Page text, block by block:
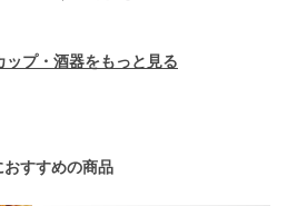
ップ・酒器をもっと見る
おすすめの商品